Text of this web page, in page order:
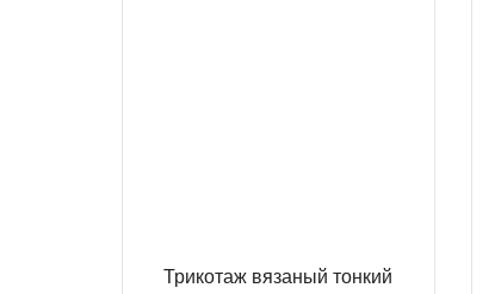
Трикотаж вязаный тонкий